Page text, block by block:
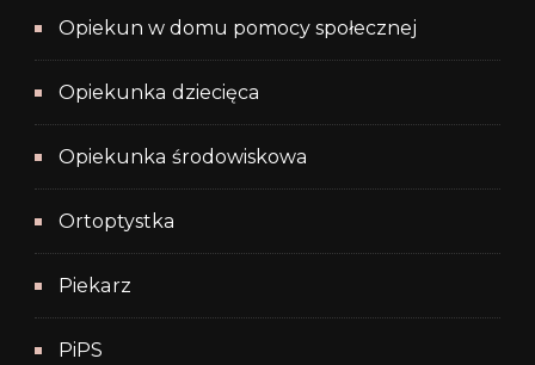
Opiekun w domu pomocy społecznej
Opiekunka dziecięca
Opiekunka środowiskowa
Ortoptystka
Piekarz
PiPS